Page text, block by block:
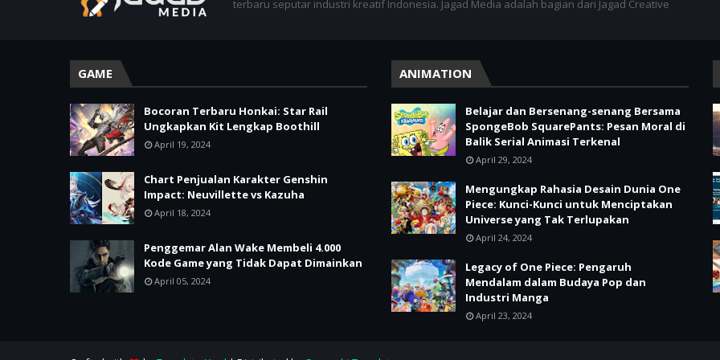
terbaru seputar industri kreatif Indonesia. Jagad Media adalah bagian dari Jagad Creative
GAME
Bocoran Terbaru Honkai: Star Rail
Ungkapkan Kit Lengkap Boothill
April 19, 2024
Chart Penjualan Karakter Genshin
Impact: Neuvillette vs Kazuha
April 18, 2024
Penggemar Alan Wake Membeli 4.000
Kode Game yang Tidak Dapat Dimainkan
April 05, 2024
ANIMATION
Belajar dan Bersenang-senang Bersama
SpongeBob SquarePants: Pesan Moral di
Balik Serial Animasi Terkenal
April 29, 2024
Mengungkap Rahasia Desain Dunia One
Piece: Kunci-Kunci untuk Menciptakan
Universe yang Tak Terlupakan
April 24, 2024
Legacy of One Piece: Pengaruh
Mendalam dalam Budaya Pop dan
Industri Manga
April 23, 2024